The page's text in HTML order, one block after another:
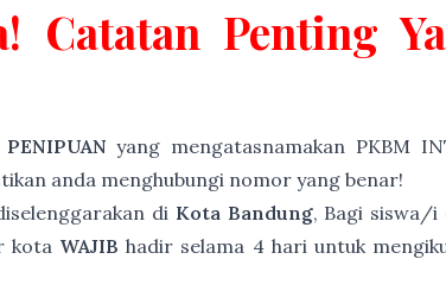
Catatan Penting
yang mengatasnamakan PKBM
anda menghubungi nomor yang benar!
di Kota Bandung, Bagi siswa/i
kota WAJIB hadir selama 4 hari untuk